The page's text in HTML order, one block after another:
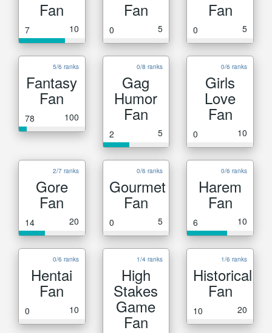
Fan
7 10
Fan
0 5
Fan
0 5
5/6 ranks
Fantasy
Fan
78 100
0/8 ranks
Gag
Humor
Fan
2 5
0/6 ranks
Girls
Love
Fan
0 10
2/7 ranks
Gore
Fan
14 20
0/6 ranks
Gourmet
Fan
0 5
0/6 ranks
Harem
Fan
6 10
0/6 ranks
Hentai
Fan
0 10
1/4 ranks
High
Stakes
Game
Fan
1/6 ranks
Historical
Fan
10 20